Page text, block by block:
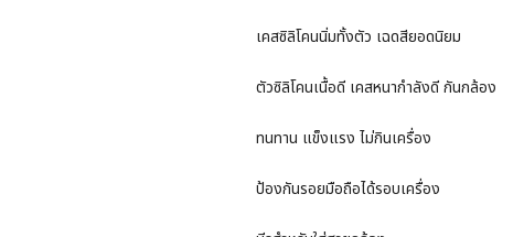
เคสซิลิโคนนิ่มทั้งตัว เฉดสียอดนิยม
ตัวซิลิโคนเนื้อดี เคสหนากำลังดี กันกล้อง
ทนทาน แข็งแรง ไม่กินเครื่อง
ป้องกันรอยมือถือได้รอบเครื่อง